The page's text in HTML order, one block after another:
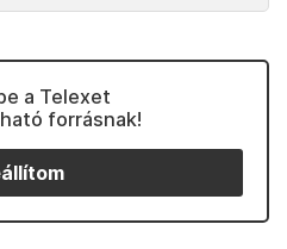
a Telexet
forrásnak!